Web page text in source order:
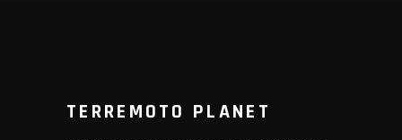
TERREMOTO PLANET